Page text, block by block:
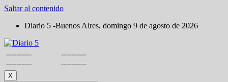
Saltar al contenido
Diario 5 -Buenos Aires, domingo 9 de agosto de 2026
----------
----------
----------
----------
X